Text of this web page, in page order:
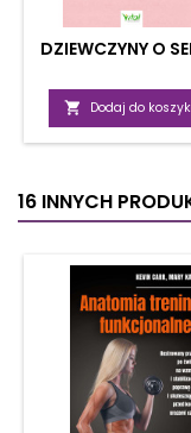
DZIEWCZYNY O
 Dodaj do
16 INNYCH